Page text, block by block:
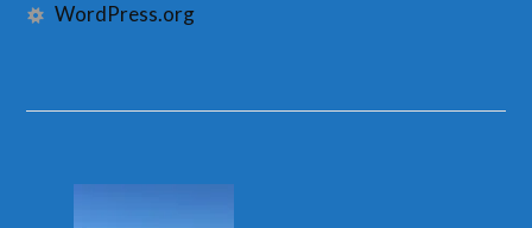
WordPress.org